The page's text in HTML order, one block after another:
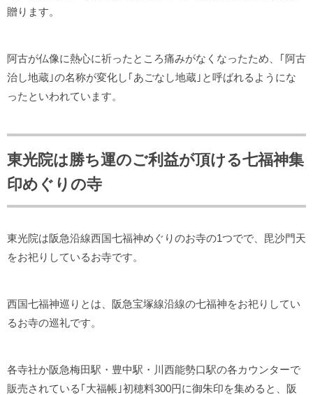
贈ります。
阿古が仏像に熱心に祈ったところ痛みがなくなったため、｢阿古
治し地蔵｣の名称が変化し｢あごなし地蔵｣と呼ばれるようにな
ったといわれています。
東光院は勝ち運のご利益が頂ける七福神集
印めぐりの寺
東光院は阪急沿線西国七福神めぐりのお寺の1つでで、毘沙門天
をお祀りしているお寺です。
西国七福神巡りとは、阪急宝塚線沿線の七福神をお祀りしてい
るお寺の巡礼です。
各寺社か阪急梅田駅・豊中駅・川西能勢口駅の各カウンターで
販売されている｢大福帳｣初穂料300円に御朱印を集めると、阪